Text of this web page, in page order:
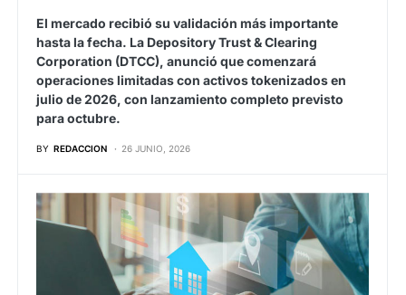
El mercado recibió su validación más importante
hasta la fecha. La Depository Trust & Clearing
Corporation (DTCC), anunció que comenzará
operaciones limitadas con activos tokenizados en
julio de 2026, con lanzamiento completo previsto
para octubre.
BY REDACCION 26 JUNIO, 2026